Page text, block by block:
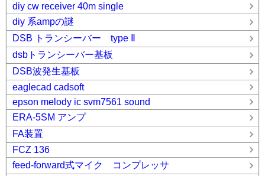
diy cw receiver 40m single
diy 系ampの謎
DSB トランシーバー type Ⅱ
dsbトランシーバー基板
DSB波発生基板
eaglecad cadsoft
epson melody ic svm7561 sound
ERA-5SM アンプ
FA装置
FCZ 136
feed-forward式マイク コンプレッサ